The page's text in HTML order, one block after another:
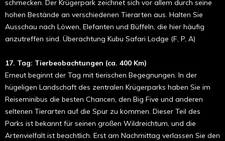
schmecken. Der Krügerpark zeichnet sich vor allem durch seine
hohen Bestände an verschiedenen Tierarten aus. Halten Sie
Ausschau nach Löwen, Elefanten und Büffeln, die hier häufig
anzutreffen sind. Überachtung Kubu Safari Lodge (F, P, A)
17. Tag: Tierbeobachtungen (ca. 400 Km)
Erneut beginnt der Tag mit tierischen Begegnungen. In der
hügeligen Landschaft des zentralen Krügerparks haben Sie im
Reiseminibus die besten Chancen, den Big Five und anderen
seltenen Tierarten auf die Spur zu kommen. Dieser Teil des
Parks ist bekannt für seinen großen Wildreichtum, und die
Artenvielfalt ist beachtlich. Erst am Nachmittag verlassen Sie den